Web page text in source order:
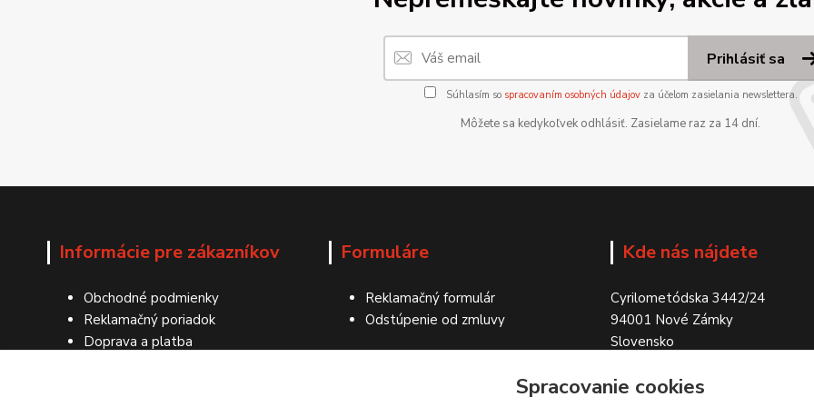
Prihlásiť sa
Súhlasím so spracovaním osobných údajovza účelom zasielania newslettera.
Môžete sa kedykoľvek odhlásiť. Zasielame raz za 14 dní.
Informácie pre zákazníkov
Obchodné podmienky
Reklamačný poriadok
Doprava a platba
Formuláre
Reklamačný formulár
Odstúpenie od zmluvy
Kde nás nájdete
Cyrilometódska 3442/24
94001 Nové Zámky
Slovensko
Spracovanie cookies